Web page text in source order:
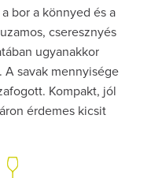
bor a könnyed és a
cseresznyés
ugyanakkor
A savak mennyisége
Kompakt, jól
érdemes kicsit